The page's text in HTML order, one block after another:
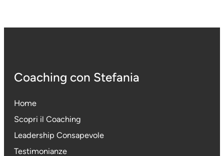
Coaching con Stefania
Home
Scopri il Coaching
Leadership Consapevole
Testimonianze